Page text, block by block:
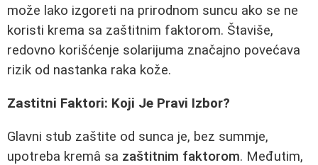
može lako izgoreti na prirodnom suncu ako se ne
koristi krema sa zaštitnim faktorom. Štaviše,
redovno korišćenje solarijuma značajno povećava
rizik od nastanka raka kože.
Zastitni Faktori: Koji Je Pravi Izbor?
Glavni stub zaštite od sunca je, bez summje,
upotreba kremâ sa zaštitnim faktorom. Međutim,